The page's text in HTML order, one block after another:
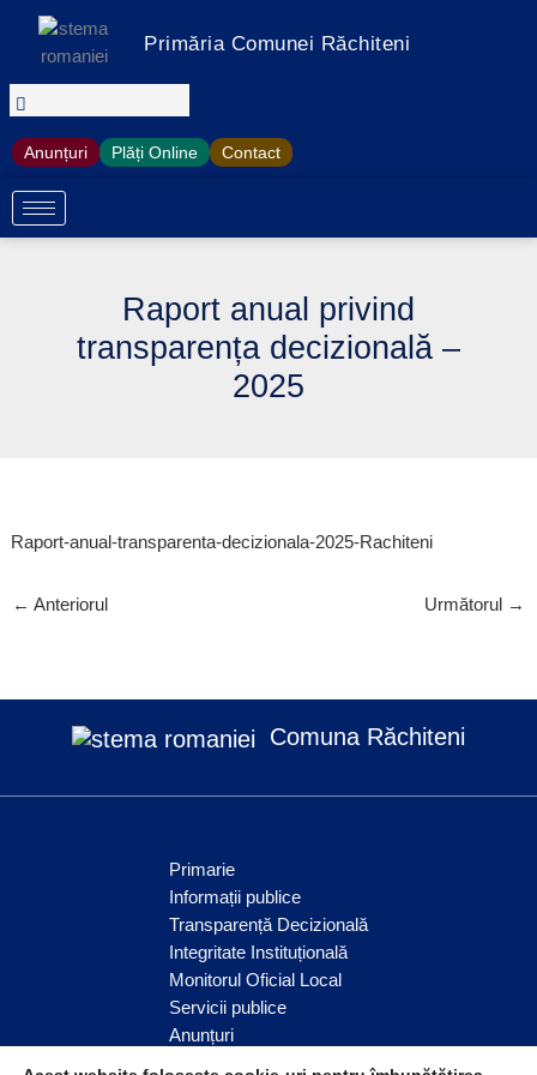
conținut
Primăria Comunei Răchiteni
Anunțuri Plăți Online Contact
Raport anual privind
transparența decizională –
2025
Raport-anual-transparenta-decizionala-2025-Rachiteni
← Anteriorul Următorul →
Comuna Răchiteni
Primarie
Informații publice
Transparență Decizională
Integritate Instituțională
Monitorul Oficial Local
Servicii publice
Anunțuri